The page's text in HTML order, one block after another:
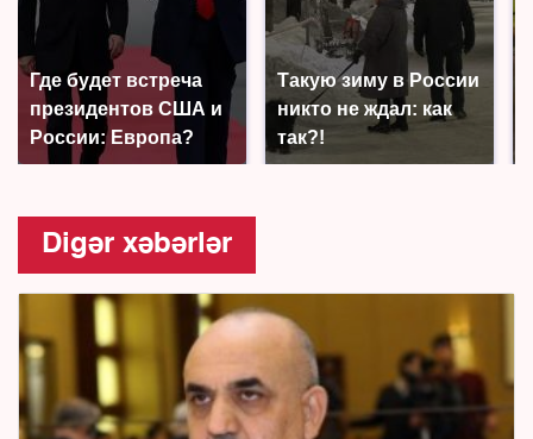
Где будет встреча
президентов США и
России: Европа?
Такую зиму в России
никто не ждал: как
так?!
Digər xəbərlər